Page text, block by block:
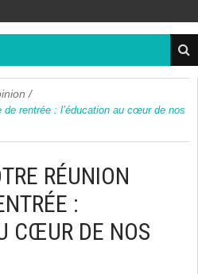
/
de rentrée : l’éducation au cœur de nos
RÉUNION
:
CŒUR DE NOS